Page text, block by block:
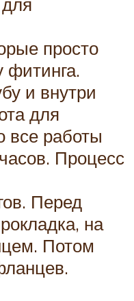
просто
фитинга.
и внутри
для
все работы
Процесс
Перед
на
Потом